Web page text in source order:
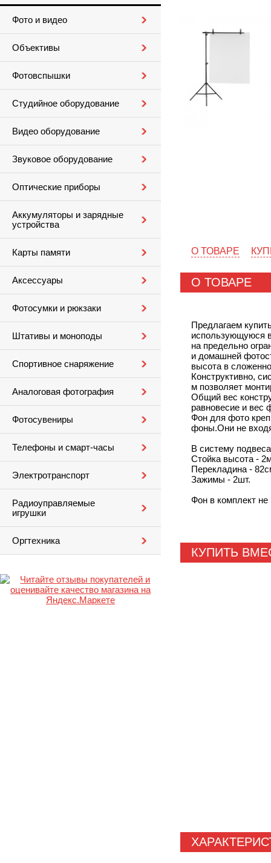
Фото и видео
Объективы
Фотовспышки
Студийное оборудование
Видео оборудование
Звуковое оборудование
Оптические приборы
Аккумуляторы и зарядные
устройства
Карты памяти
Аксессуары
Фотосумки и рюкзаки
Штативы и моноподы
Спортивное снаряжение
Аналоговая фотография
Фотосувениры
Телефоны и смарт-часы
Электротранспорт
Радиоуправляемые
игрушки
Оргтехника
О ТОВАРЕ
О ТОВАРЕ
Предлагаем
использующуюся
на предельно
и домашней
высота в
Конструктивно,
м позволяет
Общий вес
равновесие и вес
Фон для фото
фоны.Они не
В систему
Стойка высота -
Перекладина -
Зажимы - 2шт.
Фон в комплект не
КУПИТЬ